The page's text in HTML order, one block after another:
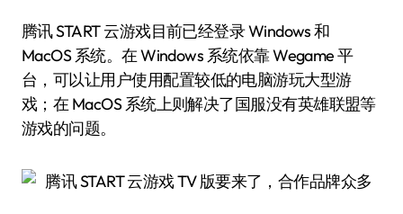
腾讯 START 云游戏目前已经登录 Windows 和
MacOS 系统。在 Windows 系统依靠 Wegame 平
台，可以让用户使用配置较低的电脑游玩大型游
戏；在 MacOS 系统上则解决了国服没有英雄联盟等
游戏的问题。